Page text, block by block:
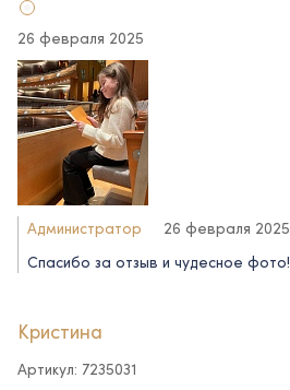
26 февраля 2025
Администратор
26 февраля 2025
Спасибо за отзыв и чудесное фото!
Кристина
Артикул: 7235031